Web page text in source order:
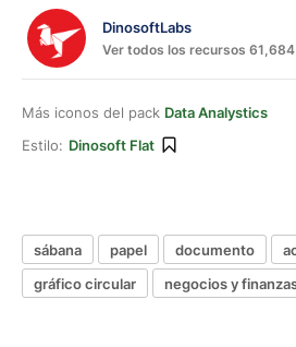
DinosoftLabs
Ver todos los recursos 61,684
Más iconos del pack Data Analystics
Estilo: Dinosoft Flat
sábana papel documento
gráfico circular
negocios y